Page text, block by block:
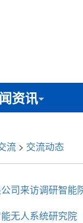
资讯
流 > 交流动态
司来访调研智能
无人系统研究院